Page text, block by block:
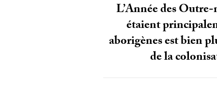
L’Année des
étaient
aborigènes est bien
de la